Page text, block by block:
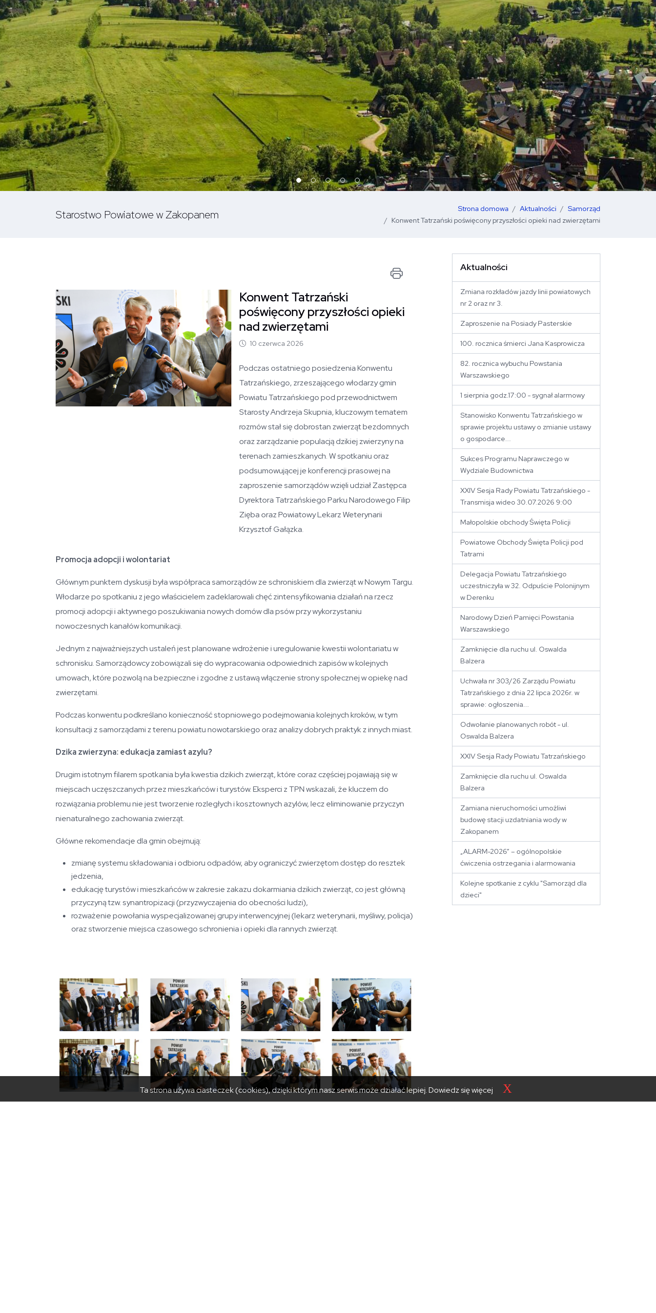
Starostwo Powiatowe w Zakopanem Strona domowa Aktualności
Samorząd
Konwent Tatrzański poświęcony przyszłości opieki nad zwierzętami
Drukuj stronę
Otwórz zdjęcie artykułu
Konwent Tatrzański
poświęcony przyszłości opieki
nad zwierzętami
10 czerwca 2026
Podczas ostatniego posiedzenia Konwentu
Tatrzańskiego, zrzeszającego włodarzy gmin
Powiatu Tatrzańskiego pod przewodnictwem
Starosty Andrzeja Skupnia, kluczowym tematem
rozmów stał się dobrostan zwierząt bezdomnych
oraz zarządzanie populacją dzikiej zwierzyny na
terenach zamieszkanych. W spotkaniu oraz
podsumowującej je konferencji prasowej na
zaproszenie samorządów wzięli udział Zastępca
Dyrektora Tatrzańskiego Parku Narodowego Filip
Zięba oraz Powiatowy Lekarz Weterynarii
Krzysztof Gałązka.
Promocja adopcji i wolontariat
Głównym punktem dyskusji była współpraca samorządów ze schroniskiem dla zwierząt w Nowym Targu.
Włodarze po spotkaniu z jego właścicielem zadeklarowali chęć zintensyfikowania działań na rzecz
promocji adopcji i aktywnego poszukiwania nowych domów dla psów przy wykorzystaniu
nowoczesnych kanałów komunikacji.
Jednym z najważniejszych ustaleń jest planowane wdrożenie i uregulowanie kwestii wolontariatu w
schronisku. Samorządowcy zobowiązali się do wypracowania odpowiednich zapisów w kolejnych
umowach, które pozwolą na bezpieczne i zgodne z ustawą włączenie strony społecznej w opiekę nad
zwierzętami.
Podczas konwentu podkreślano konieczność stopniowego podejmowania kolejnych kroków, w tym
konsultacji z samorządami z terenu powiatu nowotarskiego oraz analizy dobrych praktyk z innych miast.
Dzika zwierzyna: edukacja zamiast azylu?
Drugim istotnym filarem spotkania była kwestia dzikich zwierząt, które coraz częściej pojawiają się w
miejscach uczęszczanych przez mieszkańców i turystów. Eksperci z TPN wskazali, że kluczem do
rozwiązania problemu nie jest tworzenie rozległych i kosztownych azylów, lecz eliminowanie przyczyn
nienaturalnego zachowania zwierząt.
Główne rekomendacje dla gmin obejmują:
zmianę systemu składowania i odbioru odpadów, aby ograniczyć zwierzętom dostęp do resztek
jedzenia,
edukację turystów i mieszkańców w zakresie zakazu dokarmiania dzikich zwierząt, co jest główną
przyczyną tzw. synantropizacji (przyzwyczajenia do obecności ludzi),
rozważenie powołania wyspecjalizowanej grupy interwencyjnej (lekarz weterynarii, myśliwy, policja)
oraz stworzenie miejsca czasowego schronienia i opieki dla rannych zwierząt.
Aktualności
Zmiana rozkładów jazdy linii powiatowych
nr 2 oraz nr 3.
Zaproszenie na Posiady Pasterskie
100. rocznica śmierci Jana Kasprowicza
82. rocznica wybuchu Powstania
Warszawskiego
1 sierpnia godz.17:00 - sygnał alarmowy
Stanowisko Konwentu Tatrzańskiego w
sprawie projektu ustawy o zmianie ustawy
o gospodarce...
Sukces Programu Naprawczego w
Wydziale Budownictwa
XXIV Sesja Rady Powiatu Tatrzańskiego -
Transmisja wideo 30.07.2026 9:00
Małopolskie obchody Święta Policji
Powiatowe Obchody Święta Policji pod
Tatrami
Delegacja Powiatu Tatrzańskiego
uczestniczyła w 32. Odpuście Polonijnym
w Derenku
Narodowy Dzień Pamięci Powstania
Warszawskiego
Zamknięcie dla ruchu ul. Oswalda
Balzera
Uchwała nr 303/26 Zarządu Powiatu
Tatrzańskiego z dnia 22 lipca 2026r. w
sprawie: ogłoszenia...
Odwołanie planowanych robót - ul.
Oswalda Balzera
XXIV Sesja Rady Powiatu Tatrzańskiego
Zamknięcie dla ruchu ul. Oswalda
Balzera
Zamiana nieruchomości umożliwi
budowę stacji uzdatniania wody w
Zakopanem
„ALARM-2026” – ogólnopolskie
ćwiczenia ostrzegania i alarmowania
Kolejne spotkanie z cyklu "Samorząd dla
dzieci"
Ta strona używa ciasteczek (cookies), dzięki którym nasz serwis może działać lepiej.Dowiedz się więcej X